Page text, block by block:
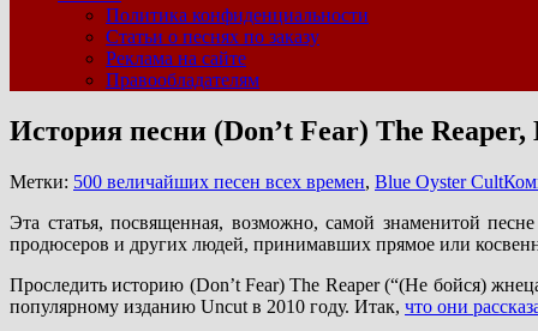
Политика конфиденциальности
Статьи о песнях по заказу
Реклама на сайте
Правообладателям
История песни (Don’t Fear) The
Метки: 500 величайших песен всех времен, Blue Oyster Cult
Эта статья, посвященная, возможно, самой знаменитой
продюсеров и других людей, принимавших прямое или
Проследить историю (Don’t Fear) The Reaper (“(Не бойся)
популярному изданию Uncut в 2010 году. Итак, что они